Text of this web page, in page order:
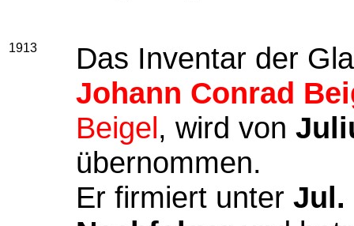
1913
Das Inventar der
Johann Conrad
Beigel, wird von
übernommen.
Er firmiert unter Jul.